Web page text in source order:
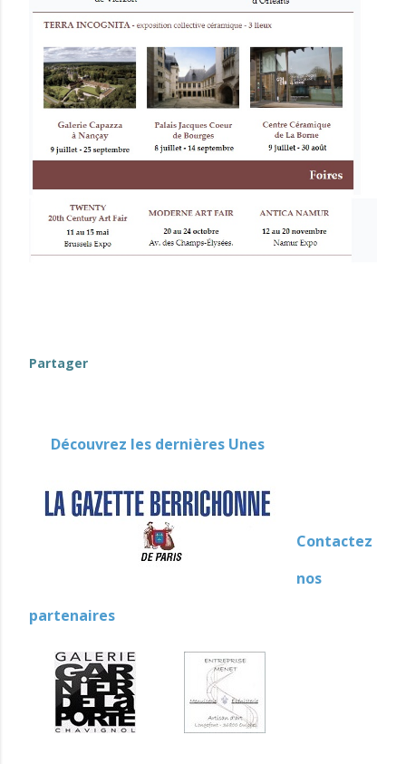
Partager
Découvrez les dernières Unes
Contactez
nos
partenaires